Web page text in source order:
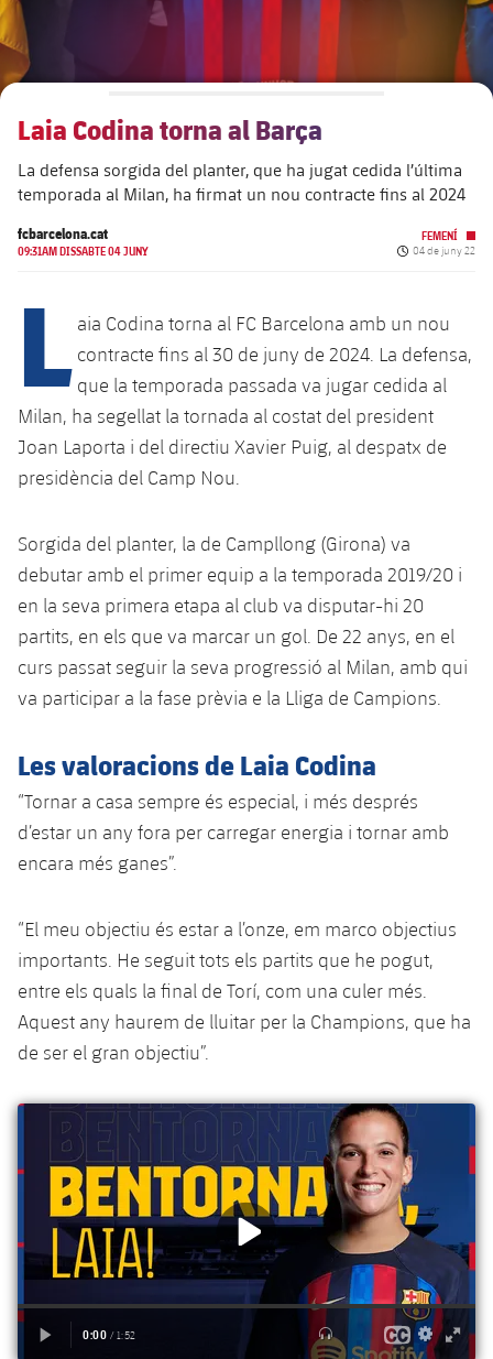
chevron-right
label.aria.chevronright
Òrgans
chevron-right
label.aria.chevronright
Documents
chevron-right
label.aria.chevronright
Més que un club
Masia 360
La Masia
Dècada a dècada
Presidents
Jugadors de llegenda
Centre de documentació
plusicon
més
Spotify Camp Nou
Palau Blaugrana
Estadi Johan Cruyff
Ciutat Esportiva
La Masia
plusicon
més
Serveis Mèdics
Accessibilitat
plusicon
més
Instal·lacions
Laia Codina torna al Barça
La defensa sorgida del planter, que ha jugat cedida l’última
temporada al Milan, ha firmat un nou contracte fins al 2024
fcbarcelona.cat
09:31AM DISSABTE 04 JUNY
FEMENÍ
Data de
04 de juny 22
L aia Codina torna al FC Barcelona amb un nou
contracte fins al 30 de juny de 2024. La defensa,
que la temporada passada va jugar cedida al
Milan, ha segellat la tornada al costat del president
Joan Laporta i del directiu Xavier Puig, al despatx de
presidència del Camp Nou.
Sorgida del planter, la de Campllong (Girona) va
debutar amb el primer equip a la temporada 2019/20 i
en la seva primera etapa al club va disputar-hi 20
partits, en els que va marcar un gol. De 22 anys, en el
curs passat seguir la seva progressió al Milan, amb qui
va participar a la fase prèvia e la Lliga de Campions.
Les valoracions de Laia Codina
“Tornar a casa sempre és especial, i més després
d’estar un any fora per carregar energia i tornar amb
encara més ganes”.
“El meu objectiu és estar a l’onze, em marco objectius
importants. He seguit tots els partits que he pogut,
entre els quals la final de Torí, com una culer més.
Aquest any haurem de lluitar per la Champions, que ha
de ser el gran objectiu”.